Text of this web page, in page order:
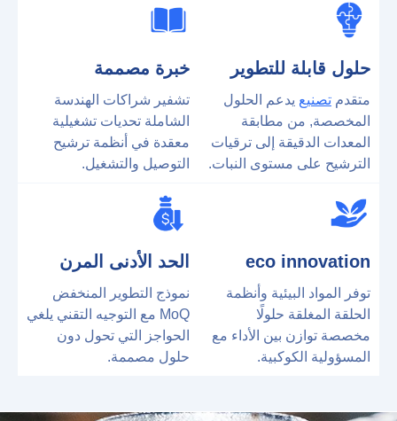
حلول قابلة للتطوير
متقدم تصنيع يدعم الحلول
المخصصة, من مطابقة
المعدات الدقيقة إلى ترقيات
الترشيح على مستوى النبات.
خبرة مصممة
تشفير شراكات الهندسة
الشاملة تحديات تشغيلية
معقدة في أنظمة ترشيح
التوصيل والتشغيل.
eco innovation
توفر المواد البيئية وأنظمة
الحلقة المغلقة حلولًا
مخصصة توازن بين الأداء مع
المسؤولية الكوكبية.
الحد الأدنى المرن
نموذج التطوير المنخفض
MoQ مع ​​التوجيه التقني يلغي
الحواجز التي تحول دون
حلول مصممة.